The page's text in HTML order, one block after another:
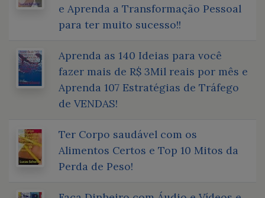
e Aprenda a Transformação Pessoal
para ter muito sucesso!!
Aprenda as 140 Ideias para você
fazer mais de R$ 3Mil reais por mês e
Aprenda 107 Estratégias de Tráfego
de VENDAS!
Ter Corpo saudável com os
Alimentos Certos e Top 10 Mitos da
Perda de Peso!